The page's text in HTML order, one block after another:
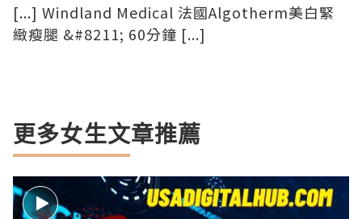
[...] Windland Medical 法國Algotherm美白緊
緻瘦腿 &#8211; 60分鐘 [...]
更多女生文章推薦